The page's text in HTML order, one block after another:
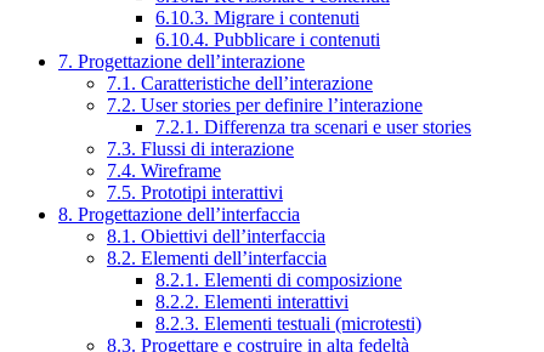
6.10.3. Migrare i contenuti
6.10.4. Pubblicare i contenuti
7. Progettazione dell’interazione
7.1. Caratteristiche dell’interazione
7.2. User stories per definire l’interazione
7.2.1. Differenza tra scenari e user stories
7.3. Flussi di interazione
7.4. Wireframe
7.5. Prototipi interattivi
8. Progettazione dell’interfaccia
8.1. Obiettivi dell’interfaccia
8.2. Elementi dell’interfaccia
8.2.1. Elementi di composizione
8.2.2. Elementi interattivi
8.2.3. Elementi testuali (microtesti)
8.3. Progettare e costruire in alta fedeltà